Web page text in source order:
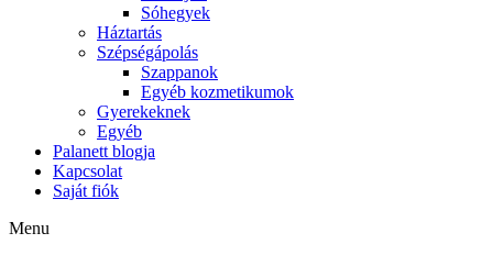
Sóhegyek
Háztartás
Szépségápolás
Szappanok
Egyéb kozmetikumok
Gyerekeknek
Egyéb
Palanett blogja
Kapcsolat
Saját fiók
Menu